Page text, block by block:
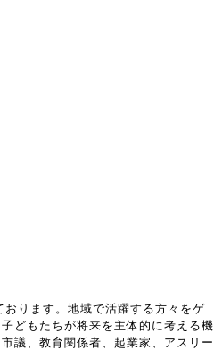
ります。地域で活躍する方々をゲ
どもたちが将来を主体的に考える機
議、教育関係者、起業家、アスリー